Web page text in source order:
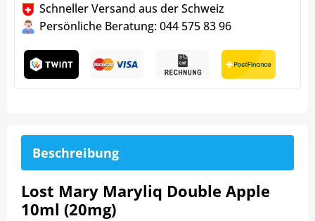
Schneller Versand aus der Schweiz
Persönliche Beratung: 044 575 83 96
Beschreibung
Lost Mary Maryliq Double Apple
10ml (20mg)